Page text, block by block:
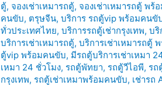
ตู้, จองเช่าเหมารถตู้, จองเช่าเหมารถตู้ พร้
คนขับ, ตรุษจีน,บริการ รถตู้vip พร้อมคนขั
ทั่วประเทศไทย,บริการรถตู้เช่ากรุงเทพ,บริ
บริการเช่าเหมารถตู้,บริการเช่าเหมารถตู้
ตู้vip พร้อมคนขับ, มีรถตู้บริการเช่าเหมา
เหมา 24 ชั่วโมง, รถตู้พัทยา, รถตู้วีไอพี, รถ
กรุงเทพ, รถตู้เช่าเหมาพร้อมคนขับ, เช่ารถ